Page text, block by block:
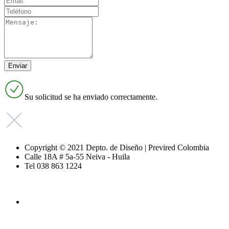
Su solicitud se ha enviado correctamente.
Copyright © 2021 Depto. de Diseño | Previred Colombia
Calle 18A # 5a-55 Neiva - Huila
Tel 038 863 1224